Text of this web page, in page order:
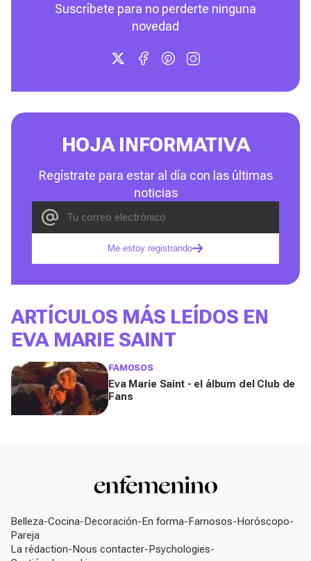
Suscríbete para no perderte ninguna
novedad
HOJA INFORMATIVA
Regístrate para estar al día con las últimas
noticias
Me estoy registrando
ARTÍCULOS MÁS LEÍDOS EN
EVA MARIE SAINT
FAMOSOS
Eva Marie Saint - el álbum del Club de
Fans
Belleza Cocina Decoración En forma Famosos Horóscopo
Pareja
La rédaction Nous contacter Psychologies